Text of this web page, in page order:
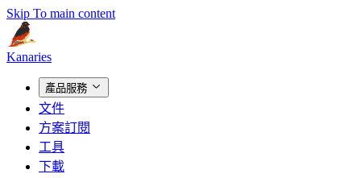
Skip To main content
Kanaries
產品服務
文件
方案訂閱
工具
下載